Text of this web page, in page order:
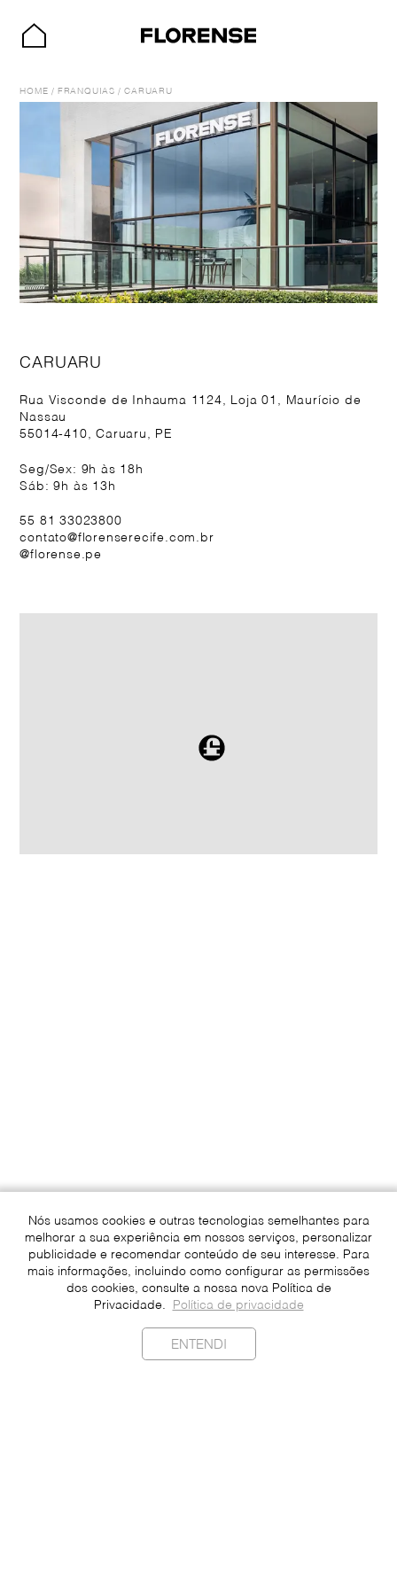
HOME / FRANQUIAS / CARUARU
CARUARU
Rua Visconde de Inhauma 1124, Loja 01, Maurício de
Nassau
55014-410, Caruaru, PE
Seg/Sex: 9h às 18h
Sáb: 9h às 13h
55 81 33023800
contato@florenserecife.com.br
@florense.pe
Nós usamos cookies e outras tecnologias semelhantes para
melhorar a sua experiência em nossos serviços, personalizar
publicidade e recomendar conteúdo de seu interesse. Para
mais informações, incluindo como configurar as permissões
dos cookies, consulte a nossa nova Política de
Privacidade.
Política de privacidade
ENTENDI